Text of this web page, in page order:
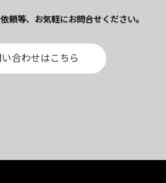
頼等、お気軽にお問合せください。
合わせはこちら